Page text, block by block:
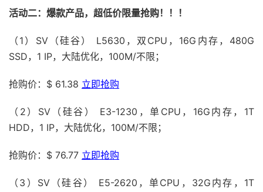
活动二：爆款产品，超低价限量抢购！！！
（1）SV（硅谷） L5630，双CPU，16G内存，480G
SSD，1 IP，大陆优化，100M/不限；
抢购价：$ 61.38 立即抢购
（2）SV（硅谷） E3-1230，单CPU，16G内存，1T
HDD，1 IP，大陆优化，100M/不限；
抢购价：$ 76.77 立即抢购
（3）SV（硅谷） E5-2620，单CPU，32G内存，1T